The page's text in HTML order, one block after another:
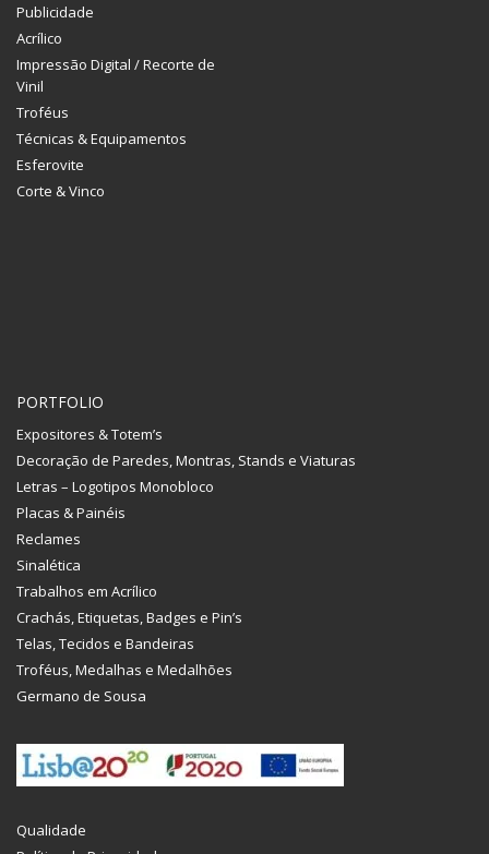
Publicidade
Acrílico
Impressão Digital / Recorte de
Vinil
Troféus
Técnicas & Equipamentos
Esferovite
Corte & Vinco
PORTFOLIO
Expositores & Totem’s
Decoração de Paredes, Montras, Stands e Viaturas
Letras – Logotipos Monobloco
Placas & Painéis
Reclames
Sinalética
Trabalhos em Acrílico
Crachás, Etiquetas, Badges e Pin’s
Telas, Tecidos e Bandeiras
Troféus, Medalhas e Medalhões
Germano de Sousa
Qualidade